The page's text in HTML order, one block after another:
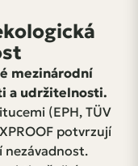
mezinárodní
a udržitelnosti.
(EPH, TÜV
potvrzují
nezávadnost.